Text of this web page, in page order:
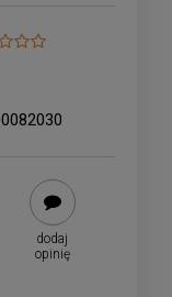
dodaj
opinię